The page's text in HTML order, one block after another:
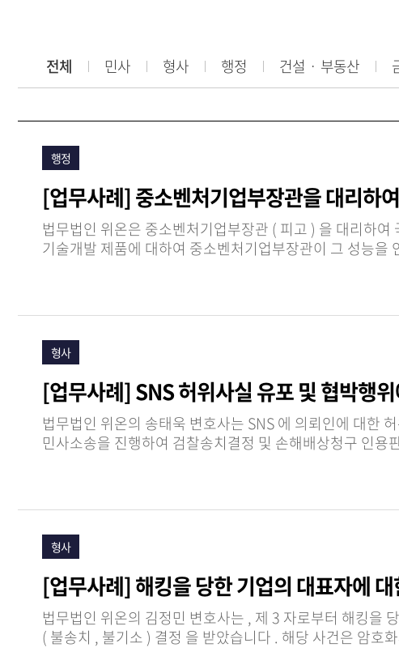
전체 민사 형사 행정 건설ㆍ 부동산
행정
[업무사례] 중소벤처기업부장관을 대리하
법무법인 위온은 중소벤처기업부장관 ( 피고 ) 을 대리하여 국내 중
기술개발 제품에 대하여 중소벤처기업부장관이 그 성능
형사
[업무사례] SNS 허위사실 유포 및 협박행
법무법인 위온의 송태욱 변호사는 SNS 에 의뢰인에 대한 허위사실을 유포하겠다고 협박 한 뒤 실제로 이를 자신의 SNS 에 업로드 한 가해자를 상대로 형사고소 ,
형사
[업무사례] 해킹을 당한 기업의 대표자에
법무법인 위온의 김정민 변호사는 , 제 3 자로부터 해킹을 당한 기업의 대표자에 대한 배임 등 혐의 고소 사건 에서 피고소인을 변호 하여 경찰 , 검찰 단계에서 모두 각하
( 불송치 , 불기소 ) 결정 을 받았습니다 .